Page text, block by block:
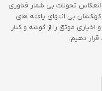
تحولات بی شمار فناوری
بی انتهای یافته های
موثق را از گوشه و کنار
قرار دهیم.